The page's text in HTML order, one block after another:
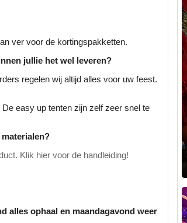
ver voor de kortingspakketten.
jullie het wel leveren?
regelen wij altijd alles voor uw feest.
easy up tenten zijn zelf zeer snel te
Klik hier voor de handleiding!
alles ophaal en maandagavond weer